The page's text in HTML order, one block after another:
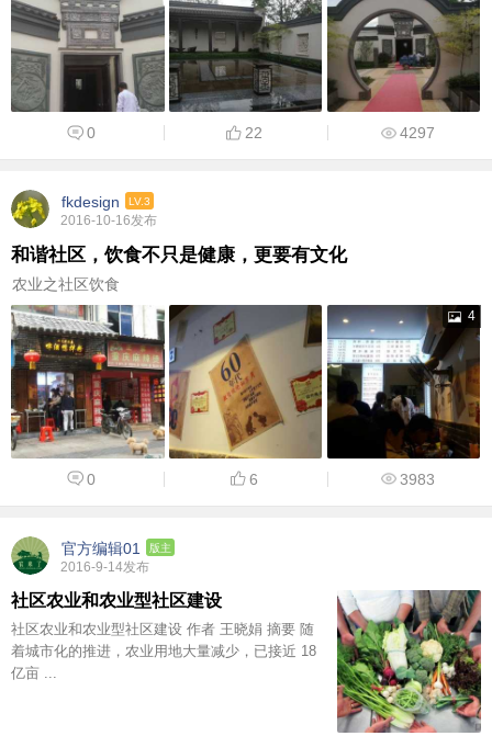
0 22 4297
fkdesign LV.3
2016-10-16发布
和谐社区，饮食不只是健康，更要有文化
农业之社区饮食
4
0 6 3983
官方编辑01 版主
2016-9-14发布
社区农业和农业型社区建设
社区农业和农业型社区建设 作者 王晓娟 摘要 随
着城市化的推进，农业用地大量减少，已接近 18
亿亩 ...